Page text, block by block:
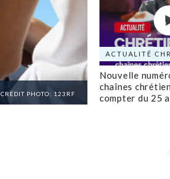
CRÉDIT PHOTO: 123RF
ACTUALITÉ
Nouvelle
chaînes
compter du 25